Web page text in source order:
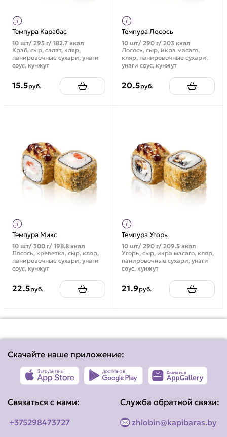
Темпура Карабас
10 шт/ 295 г/ 182.7 ккал
Краб, сыр, салат, кляр,
панировочные сухари, унаги
соус, кунжут
15.5руб.
Темпура Лосось
10 шт/ 290 г/ 203 ккал
Лосось, сыр, икра масаго,
кляр, панировочные сухари,
унаги соус, кунжут
20.5руб.
Темпура Микс
10 шт/ 300 г/ 198.8 ккал
Лосось, креветка, сыр, кляр,
панировочные сухари, унаги
соус, кунжут
22.5руб.
Темпура Угорь
10 шт/ 290 г/ 209.5 ккал
Угорь, сыр, икра масаго, кляр,
панировочные сухари, унаги
соус, кунжут
21.9руб.
Скачайте наше приложение:
Связаться с нами:
+375298473727
Служба обратной связи:
zhlobin@kapibaras.by